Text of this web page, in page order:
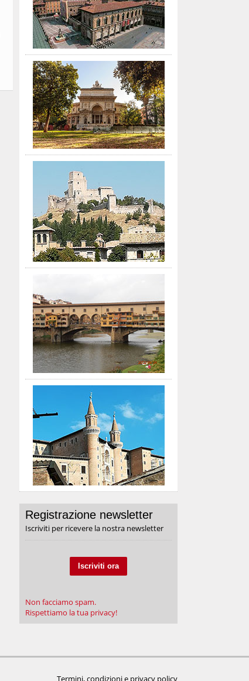
Registrazione newsletter
Iscriviti per ricevere la nostra newsletter
Iscriviti ora
Non facciamo spam.
Rispettiamo la tua privacy!
Termini, condizioni e privacy policy